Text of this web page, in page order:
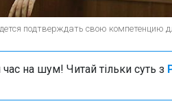
подтверждать свою компетенцию
на шум! Читай тільки суть з